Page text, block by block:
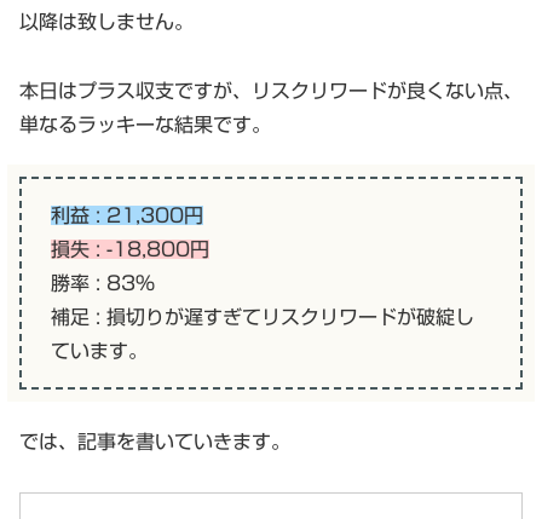
以降は致しません。
本日はプラス収支ですが、リスクリワードが良くない点、
単なるラッキーな結果です。
利益 : 21,300円
損失 : -18,800円
勝率 : 83%
補足 : 損切りが遅すぎてリスクリワードが破綻し
ています。
では、記事を書いていきます。